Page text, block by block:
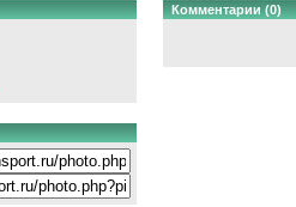
Комментарии (0)